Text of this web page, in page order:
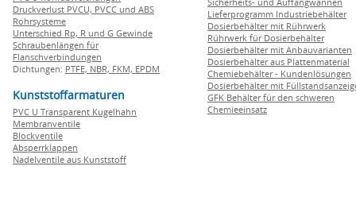
Druckverlust PVCU, PVCC und ABS
Rohrsysteme
Unterschied Rp, R und G Gewinde
Schraubenlängen für
Flanschverbindungen
Dichtungen: PTFE, NBR, FKM, EPDM
Kunststoffarmaturen
PVC U Transparent Kugelhahn
Membranventile
Blockventile
Absperrklappen
Nadelventile aus Kunststoff
Lieferprogramm Industriebehälter
Dosierbehälter mit Rührwerk
Rührwerk für Dosierbehälter
Dosierbehälter mit Anbauvarianten
Dosierbehälter aus Plattenmaterial
Chemiebehälter - Kundenlösungen
Dosierbehälter mit
GFK Behälter für den schweren
Chemieeinsatz